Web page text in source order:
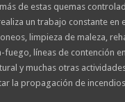
de estas quemas
un trabajo constante en
limpieza de maleza,
fuego, líneas de contención
y muchas otras
la propagación de